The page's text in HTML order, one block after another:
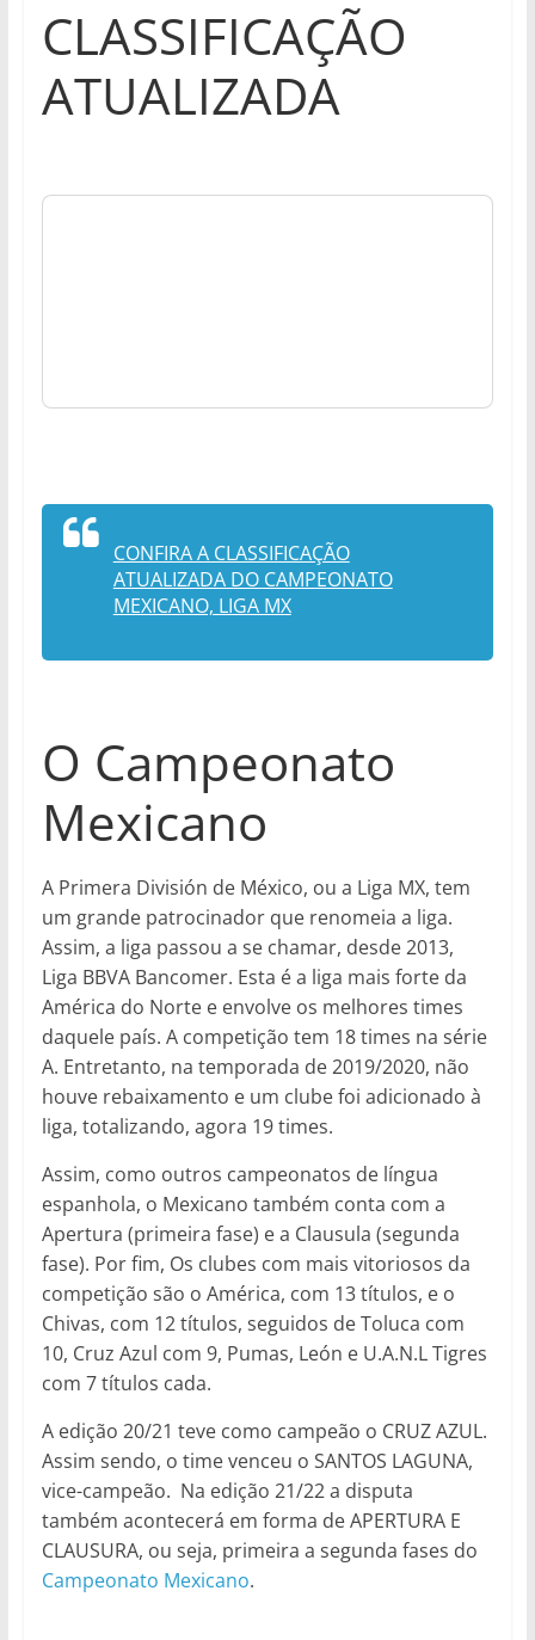
CLASSIFICAÇÃO
ATUALIZADA
CONFIRA A CLASSIFICAÇÃO
ATUALIZADA DO CAMPEONATO
MEXICANO, LIGA MX
O Campeonato
Mexicano
A Primera División de México, ou a Liga MX, tem
um grande patrocinador que renomeia a liga.
Assim, a liga passou a se chamar, desde 2013,
Liga BBVA Bancomer. Esta é a liga mais forte da
América do Norte e envolve os melhores times
daquele país. A competição tem 18 times na série
A. Entretanto, na temporada de 2019/2020, não
houve rebaixamento e um clube foi adicionado à
liga, totalizando, agora 19 times.
Assim, como outros campeonatos de língua
espanhola, o Mexicano também conta com a
Apertura (primeira fase) e a Clausula (segunda
fase). Por fim, Os clubes com mais vitoriosos da
competição são o América, com 13 títulos, e o
Chivas, com 12 títulos, seguidos de Toluca com
10, Cruz Azul com 9, Pumas, León e U.A.N.L Tigres
com 7 títulos cada.
A edição 20/21 teve como campeão o CRUZ AZUL.
Assim sendo, o time venceu o SANTOS LAGUNA,
vice-campeão. Na edição 21/22 a disputa
também acontecerá em forma de APERTURA E
CLAUSURA, ou seja, primeira a segunda fases do
Campeonato Mexicano.